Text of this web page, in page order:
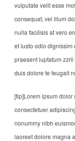
vulputate velit esse
consequat, vel illum
nulla facilisis at vero
et iusto odio dignissim
praesent luptatum
duis dolore te feugait
[tip]Lorem ipsum dolor
consectetuer
nonummy nibh
laoreet dolore magna